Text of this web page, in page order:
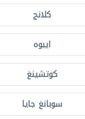
كلانج
ايبوه
كوتشينغ
سوبانغ جايا